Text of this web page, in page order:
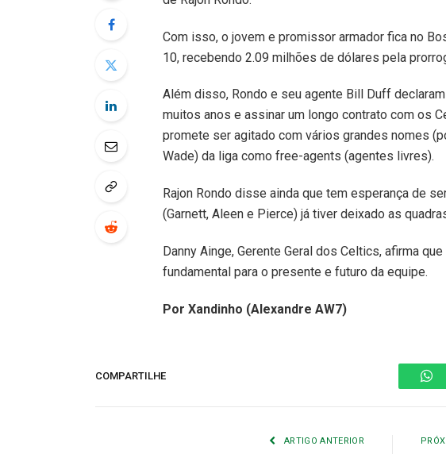
Com isso, o jovem e promissor armador fica no
10, recebendo 2.09 milhões de dólares pela
Além disso, Rondo e seu agente Bill Duff
muitos anos e assinar um longo contrato com os
promete ser agitado com vários grandes nomes
Wade) da liga como free-agents (agentes livres).
Rajon Rondo disse ainda que tem esperança de
(Garnett, Aleen e Pierce) já tiver deixado as
Danny Ainge, Gerente Geral dos Celtics, afirma
fundamental para o presente e futuro da equipe.
Por Xandinho (Alexandre AW7)
COMPARTILHE
ARTIGO ANTERIOR